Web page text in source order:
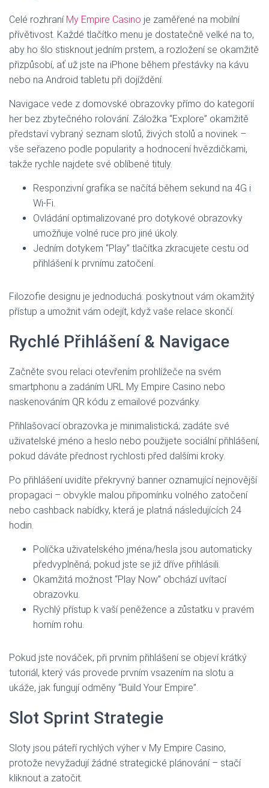
Celé rozhraní My Empire Casino je zaměřené na mobilní
přívětivost. Každé tlačítko menu je dostatečně velké na to,
aby ho šlo stisknout jedním prstem, a rozložení se okamžitě
přizpůsobí, ať už jste na iPhone během přestávky na kávu
nebo na Android tabletu při dojíždění.
Navigace vede z domovské obrazovky přímo do kategorií
her bez zbytečného rolování. Záložka “Explore” okamžitě
představí vybraný seznam slotů, živých stolů a novinek –
vše seřazeno podle popularity a hodnocení hvězdičkami,
takže rychle najdete své oblíbené tituly.
Responzivní grafika se načítá během sekund na 4G i
Wi‑Fi.
Ovládání optimalizované pro dotykové obrazovky
umožňuje volné ruce pro jiné úkoly.
Jedním dotykem “Play” tlačítka zkracujete cestu od
přihlášení k prvnímu zatočení.
Filozofie designu je jednoduchá: poskytnout vám okamžitý
přístup a umožnit vám odejít, když vaše relace skončí.
Rychlé Přihlášení & Navigace
Začněte svou relaci otevřením prohlížeče na svém
smartphonu a zadáním URL My Empire Casino nebo
naskenováním QR kódu z emailové pozvánky.
Přihlašovací obrazovka je minimalistická; zadáte své
uživatelské jméno a heslo nebo použijete sociální přihlášení,
pokud dáváte přednost rychlosti před dalšími kroky.
Po přihlášení uvidíte překryvný banner oznamující nejnovější
propagaci – obvykle malou připomínku volného zatočení
nebo cashback nabídky, která je platná následujících 24
hodin.
Políčka uživatelského jména/hesla jsou automaticky
předvyplněná, pokud jste se již dříve přihlásili.
Okamžitá možnost “Play Now” obchází uvítací
obrazovku.
Rychlý přístup k vaší peněžence a zůstatku v pravém
horním rohu.
Pokud jste nováček, při prvním přihlášení se objeví krátký
tutoriál, který vás provede prvním vsazením na slotu a
ukáže, jak fungují odměny “Build Your Empire”.
Slot Sprint Strategie
Sloty jsou páteří rychlých výher v My Empire Casino,
protože nevyžadují žádné strategické plánování – stačí
kliknout a zatočit.